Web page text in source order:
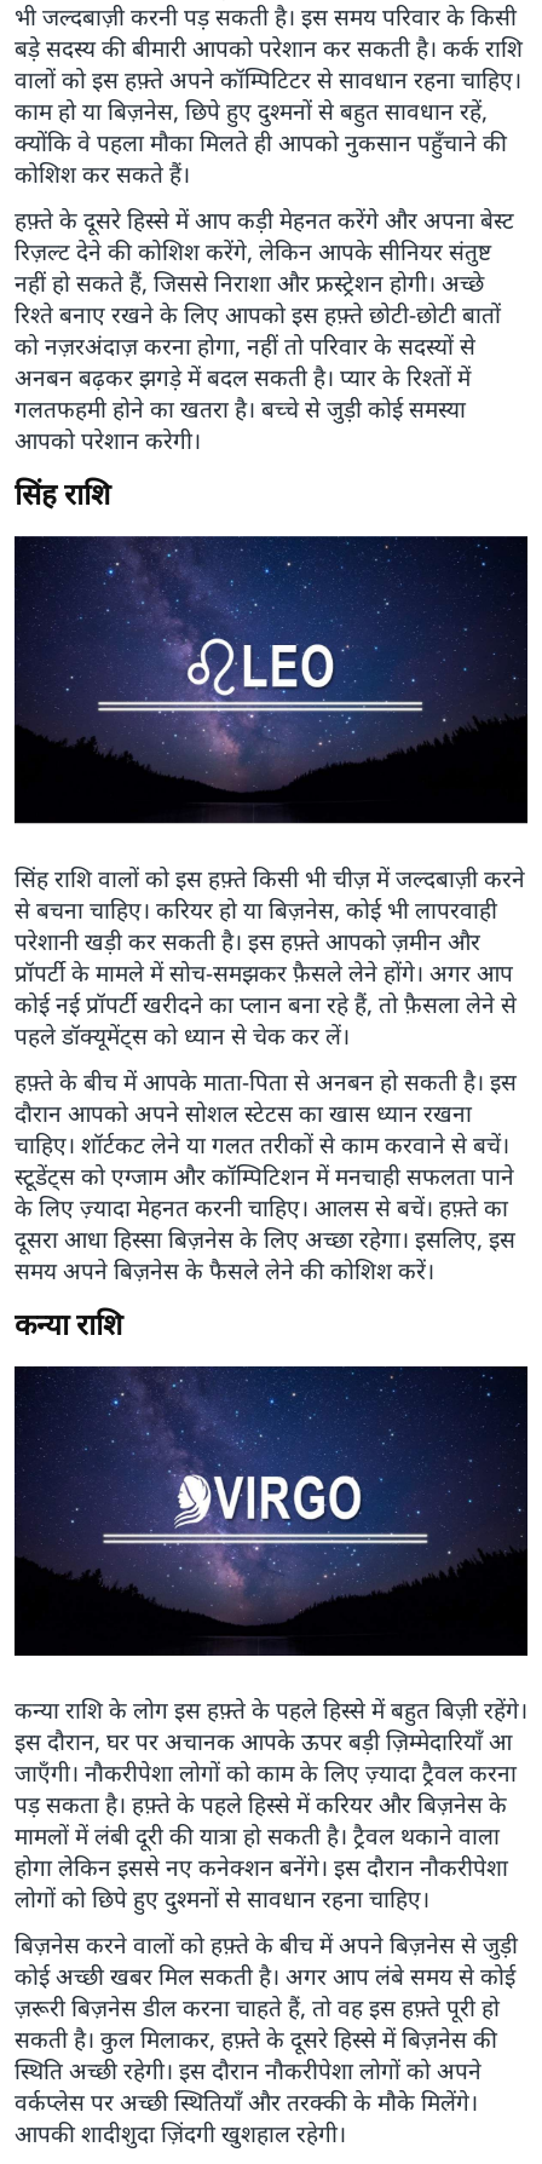
भी जल्दबाज़ी करनी पड़ सकती है। इस समय परिवार के किसी
बड़े सदस्य की बीमारी आपको परेशान कर सकती है। कर्क राशि
वालों को इस हफ़्ते अपने कॉम्पिटिटर से सावधान रहना चाहिए।
काम हो या बिज़नेस, छिपे हुए दुश्मनों से बहुत सावधान रहें,
क्योंकि वे पहला मौका मिलते ही आपको नुकसान पहुँचाने की
कोशिश कर सकते हैं।
हफ़्ते के दूसरे हिस्से में आप कड़ी मेहनत करेंगे और अपना बेस्ट
रिज़ल्ट देने की कोशिश करेंगे, लेकिन आपके सीनियर संतुष्ट
नहीं हो सकते हैं, जिससे निराशा और फ्रस्ट्रेशन होगी। अच्छे
रिश्ते बनाए रखने के लिए आपको इस हफ़्ते छोटी-छोटी बातों
को नज़रअंदाज़ करना होगा, नहीं तो परिवार के सदस्यों से
अनबन बढ़कर झगड़े में बदल सकती है। प्यार के रिश्तों में
गलतफहमी होने का खतरा है। बच्चे से जुड़ी कोई समस्या
आपको परेशान करेगी।
सिंह राशि
सिंह राशि वालों को इस हफ़्ते किसी भी चीज़ में जल्दबाज़ी करने
से बचना चाहिए। करियर हो या बिज़नेस, कोई भी लापरवाही
परेशानी खड़ी कर सकती है। इस हफ़्ते आपको ज़मीन और
प्रॉपर्टी के मामले में सोच-समझकर फ़ैसले लेने होंगे। अगर आप
कोई नई प्रॉपर्टी खरीदने का प्लान बना रहे हैं, तो फ़ैसला लेने से
पहले डॉक्यूमेंट्स को ध्यान से चेक कर लें।
हफ़्ते के बीच में आपके माता-पिता से अनबन हो सकती है। इस
दौरान आपको अपने सोशल स्टेटस का खास ध्यान रखना
चाहिए। शॉर्टकट लेने या गलत तरीकों से काम करवाने से बचें।
स्टूडेंट्स को एग्जाम और कॉम्पिटिशन में मनचाही सफलता पाने
के लिए ज़्यादा मेहनत करनी चाहिए। आलस से बचें। हफ़्ते का
दूसरा आधा हिस्सा बिज़नेस के लिए अच्छा रहेगा। इसलिए, इस
समय अपने बिज़नेस के फैसले लेने की कोशिश करें।
कन्या राशि
कन्या राशि के लोग इस हफ़्ते के पहले हिस्से में बहुत बिज़ी रहेंगे।
इस दौरान, घर पर अचानक आपके ऊपर बड़ी ज़िम्मेदारियाँ आ
जाएँगी। नौकरीपेशा लोगों को काम के लिए ज़्यादा ट्रैवल करना
पड़ सकता है। हफ़्ते के पहले हिस्से में करियर और बिज़नेस के
मामलों में लंबी दूरी की यात्रा हो सकती है। ट्रैवल थकाने वाला
होगा लेकिन इससे नए कनेक्शन बनेंगे। इस दौरान नौकरीपेशा
लोगों को छिपे हुए दुश्मनों से सावधान रहना चाहिए।
बिज़नेस करने वालों को हफ़्ते के बीच में अपने बिज़नेस से जुड़ी
कोई अच्छी खबर मिल सकती है। अगर आप लंबे समय से कोई
ज़रूरी बिज़नेस डील करना चाहते हैं, तो वह इस हफ़्ते पूरी हो
सकती है। कुल मिलाकर, हफ़्ते के दूसरे हिस्से में बिज़नेस की
स्थिति अच्छी रहेगी। इस दौरान नौकरीपेशा लोगों को अपने
वर्कप्लेस पर अच्छी स्थितियाँ और तरक्की के मौके मिलेंगे।
आपकी शादीशुदा ज़िंदगी खुशहाल रहेगी।